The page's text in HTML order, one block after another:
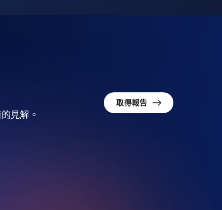
見解。
取得報告